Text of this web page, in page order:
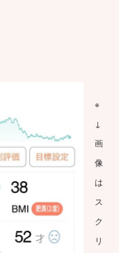
※
↓
画
像
は
ス
ク
リ